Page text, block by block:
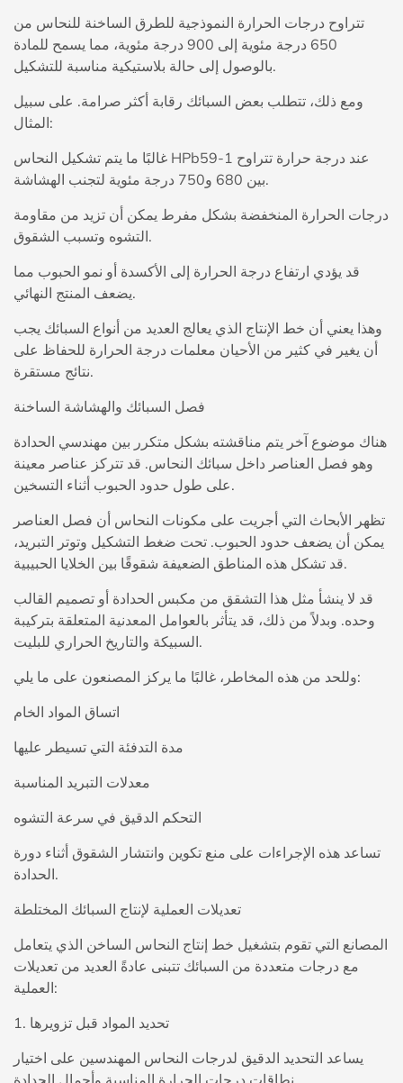
تتراوح درجات الحرارة النموذجية للطرق الساخنة للنحاس من
650 درجة مئوية إلى 900 درجة مئوية، مما يسمح للمادة
بالوصول إلى حالة بلاستيكية مناسبة للتشكيل.
ومع ذلك، تتطلب بعض السبائك رقابة أكثر صرامة. على سبيل
المثال:
غالبًا ما يتم تشكيل النحاس HPb59-1 عند درجة حرارة تتراوح
بين 680 و750 درجة مئوية لتجنب الهشاشة.
درجات الحرارة المنخفضة بشكل مفرط يمكن أن تزيد من مقاومة
التشوه وتسبب الشقوق.
قد يؤدي ارتفاع درجة الحرارة إلى الأكسدة أو نمو الحبوب مما
يضعف المنتج النهائي.
وهذا يعني أن خط الإنتاج الذي يعالج العديد من أنواع السبائك يجب
أن يغير في كثير من الأحيان معلمات درجة الحرارة للحفاظ على
نتائج مستقرة.
فصل السبائك والهشاشة الساخنة
هناك موضوع آخر يتم مناقشته بشكل متكرر بين مهندسي الحدادة
وهو فصل العناصر داخل سبائك النحاس. قد تتركز عناصر معينة
على طول حدود الحبوب أثناء التسخين.
تظهر الأبحاث التي أجريت على مكونات النحاس أن فصل العناصر
يمكن أن يضعف حدود الحبوب. تحت ضغط التشكيل وتوتر التبريد،
قد تشكل هذه المناطق الضعيفة شقوقًا بين الخلايا الحبيبية.
قد لا ينشأ مثل هذا التشقق من مكبس الحدادة أو تصميم القالب
وحده. وبدلاً من ذلك، قد يتأثر بالعوامل المعدنية المتعلقة بتركيبة
السبيكة والتاريخ الحراري للبليت.
وللحد من هذه المخاطر، غالبًا ما يركز المصنعون على ما يلي:
اتساق المواد الخام
مدة التدفئة التي تسيطر عليها
معدلات التبريد المناسبة
التحكم الدقيق في سرعة التشوه
تساعد هذه الإجراءات على منع تكوين وانتشار الشقوق أثناء دورة
الحدادة.
تعديلات العملية لإنتاج السبائك المختلطة
المصانع التي تقوم بتشغيل خط إنتاج النحاس الساخن الذي يتعامل
مع درجات متعددة من السبائك تتبنى عادةً العديد من تعديلات
العملية:
1. تحديد المواد قبل تزويرها
يساعد التحديد الدقيق لدرجات النحاس المهندسين على اختيار